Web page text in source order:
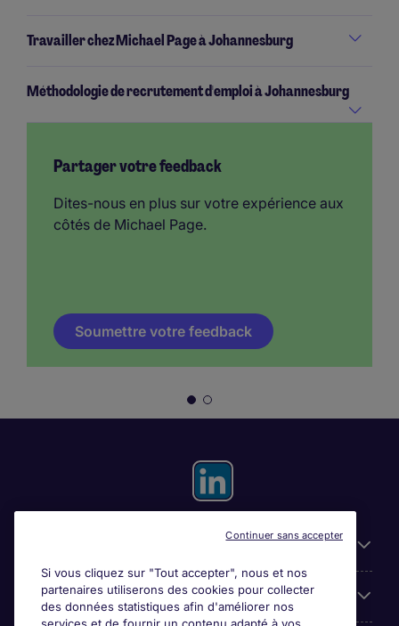
Travailler chez Michael Page à Johannesburg
Méthodologie de recrutement d'emploi à Johannesburg
Partager votre feedback
Dites-nous en plus sur votre expérience aux
côtés de Michael Page.
Soumettre votre feedback
Espace employeurs
Si vous cliquez sur "Tout accepter", nous et nos
partenaires utiliserons des cookies pour collecter
des données statistiques afin d'améliorer nos
Continuer sans accepter